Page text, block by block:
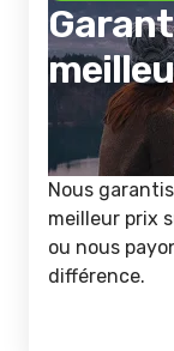
Nous
meilleur prix
ou nous
différence.